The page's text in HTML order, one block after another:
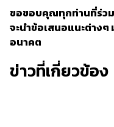
ขอขอบคุณทุกท่านที่ร่ว
จะนำข้อเสนอแนะต่างๆ
อนาคต
ข่าวที่เกี่ยวข้อง